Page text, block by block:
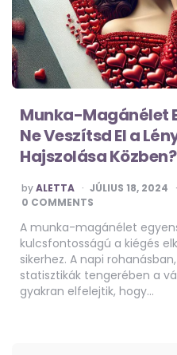
Munka-Magánélet
Ne Veszítsd El a
Hajszolása Közben?
POSTED
BY
byALETTA JÚLIUS 18, 2024
0 COMMENTS
A munka-magánélet
kulcsfontosságú a kiégés
sikerhez. A napi
statisztikák tengerében a
gyakran elfelejtik, hogy…